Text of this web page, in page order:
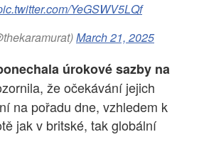
YeGSWV5LQf
March 21, 2025
úrokové sazby na
že očekávání jejich
na pořadu dne, vzhledem k
jak v britské, tak globální